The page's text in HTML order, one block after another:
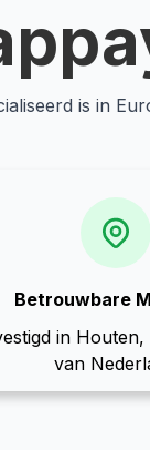
is in
Betrouwbare
in
van